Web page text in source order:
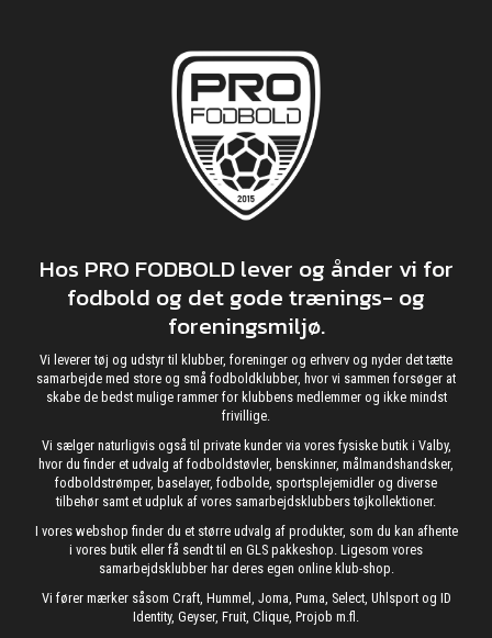
Hos PRO FODBOLD lever og ånder vi for
fodbold og det gode trænings- og
foreningsmiljø.
Vi leverer tøj og udstyr til klubber, foreninger og erhverv og nyder det tætte
samarbejde med store og små fodboldklubber, hvor vi sammen forsøger at
skabe de bedst mulige rammer for klubbens medlemmer og ikke mindst
frivillige.
Vi sælger naturligvis også til private kunder via vores fysiske butik i Valby,
hvor du finder et udvalg af fodboldstøvler, benskinner, målmandshandsker,
fodboldstrømper, baselayer, fodbolde, sportsplejemidler og diverse
tilbehør samt et udpluk af vores samarbejdsklubbers tøjkollektioner.
I vores webshop finder du et større udvalg af produkter, som du kan afhente
i vores butik eller få sendt til en GLS pakkeshop. Ligesom vores
samarbejdsklubber har deres egen online klub-shop.
Vi fører mærker såsom Craft, Hummel, Joma, Puma, Select, Uhlsport og ID
Identity, Geyser, Fruit, Clique, Projob m.fl.